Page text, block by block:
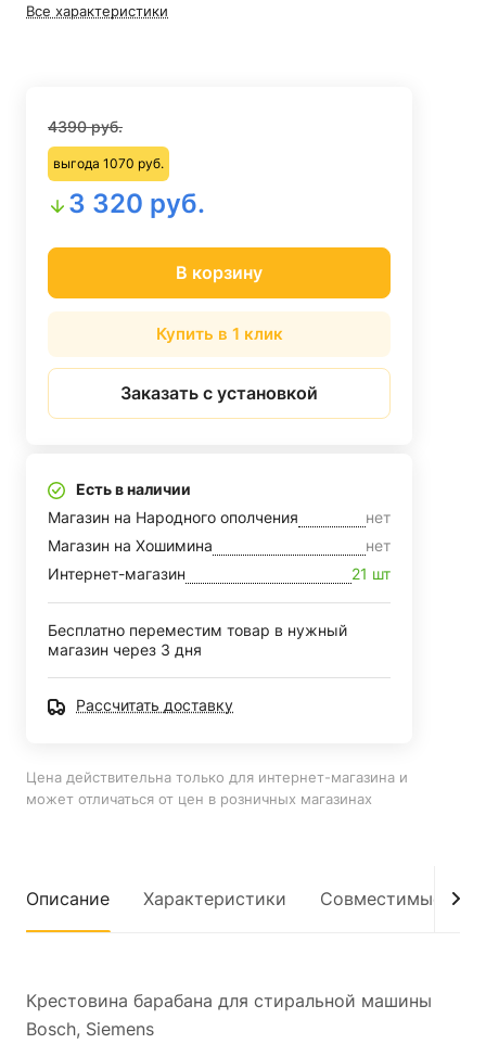
Все характеристики
4390 руб.
выгода 1070 руб.
3 320 руб.
В корзину
Купить в 1 клик
Заказать с установкой
Есть в наличии
Магазин на Народного ополчения
нет
Магазин на Хошимина
нет
Интернет-магазин
21 шт
Бесплатно переместим товар в нужный
магазин через 3 дня
Рассчитать доставку
Цена действительна только для интернет-магазина и
может отличаться от цен в розничных магазинах
Описание Характеристики Совместимые
Крестовина барабана для стиральной машины
Bosch, Siemens